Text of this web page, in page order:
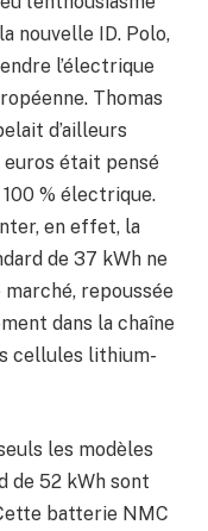
nouvelle ID. Polo,
l’électrique
Thomas
d’ailleurs
était pensé
% électrique.
en effet, la
de 37 kWh ne
repoussée
dans la chaîne
cellules lithium-
les modèles
de 52 kWh sont
batterie NMC